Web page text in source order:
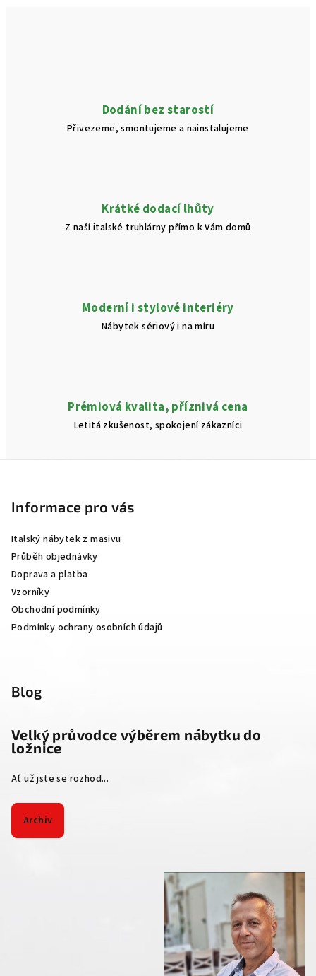
k
y
s
u
Dodání bez starostí
Přivezeme, smontujeme a nainstalujeme
Krátké dodací lhůty
Z naší italské truhlárny přímo k Vám domů
Moderní i stylové interiéry
Nábytek sériový i na míru
Prémiová kvalita, příznivá cena
Letitá zkušenost, spokojení zákazníci
Informace pro vás
Italský nábytek z masivu
Průběh objednávky
Doprava a platba
Vzorníky
Obchodní podmínky
Podmínky ochrany osobních údajů
Blog
Velký průvodce výběrem nábytku do
ložnice
Ať už jste se rozhod...
Archiv